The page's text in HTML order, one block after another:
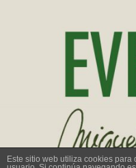
Este sitio web utiliza cookies